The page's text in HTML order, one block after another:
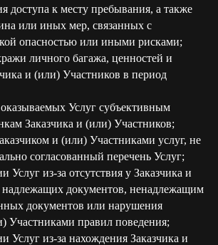
доступа к месту пребывания, а также
или иных мер, связанных с
опасностью или иными рисками;
личного багажа, ценностей и
и (или) Участников в период
оказываемых Услуг субъективным
Заказчика и (или) Участников;
и (или) Участниками услуг, не
согласованный перечень Услуг;
Услуг из-за отсутствия у Заказчика и
документов, ненадлежащим
документов или нарушения
Участниками правил поведения;
Услуг из-за нахождения Заказчика и